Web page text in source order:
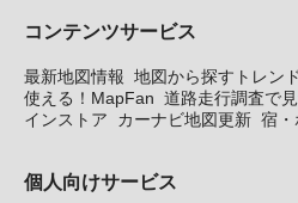
コンテンツサービス
最新地図情報 地図から探すトレン
使える！MapFan 道路走行調査で
インストア
カーナビ地図更新 宿・
個人向けサービス